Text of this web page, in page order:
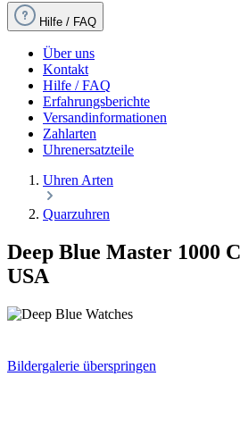
Hilfe / FAQ
Über uns
Kontakt
Hilfe / FAQ
Erfahrungsberichte
Versandinformationen
Zahlarten
Uhrenersatzteile
Uhren Arten
Quarzuhren
Deep Blue Master 1000
USA
Bildergalerie überspringen